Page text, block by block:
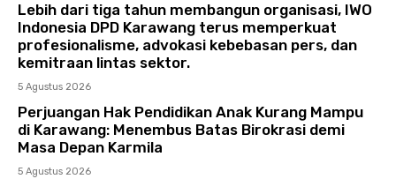
Lebih dari tiga tahun membangun organisasi, IWO
Indonesia DPD Karawang terus memperkuat
profesionalisme, advokasi kebebasan pers, dan
kemitraan lintas sektor.
5 Agustus 2026
Perjuangan Hak Pendidikan Anak Kurang Mampu
di Karawang: Menembus Batas Birokrasi demi
Masa Depan Karmila
5 Agustus 2026